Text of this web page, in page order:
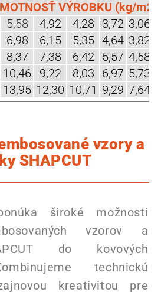
VÝROBKU (kg/m2)
5,58 4,92 4,28 3,72 3,06
6,98 6,15 5,35 4,64 3,82
8,37 7,38 6,42 5,57 4,58
10,46 9,22 8,03 6,97 5,73
13,95 12,30 10,71 9,29 7,64
vzory a
SHAPCUT
široké možnosti
vzorov a
do kovových
technickú
kreativitou pre